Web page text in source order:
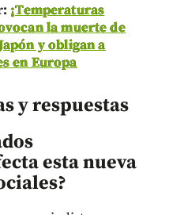
¡Temperaturas
la muerte de
y obligan a
en Europa
y respuestas
esta nueva